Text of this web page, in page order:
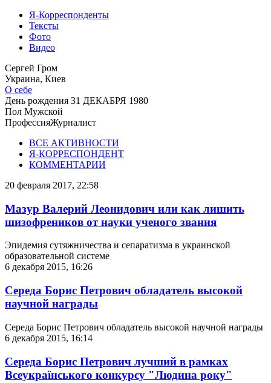
Я-Корреспонденты
Тексты
Фото
Видео
Сергей Гром
Украина, Киев
О себе
День рождения 31 ДЕКАБРЯ 1980
Пол Мужской
ПрофессияЖурналист
ВСЕ АКТИВНОСТИ
Я-КОРРЕСПОНДЕНТ
КОММЕНТАРИИ
20 февраля 2017, 22:58
Мазур Валерий Леонидович или как лишить
шизофреников от науки ученого звания
Эпидемия сутяжничества и сепаратизма в украинской
образовательной системе
6 декабря 2015, 16:26
Середа Борис Петрович обладатель высокой
научной награды
Середа Борис Петрович обладатель высокой научной награды
6 декабря 2015, 16:14
Середа Борис Петрович лучший в рамках
Всеукраїнського конкурсу "Людина року"